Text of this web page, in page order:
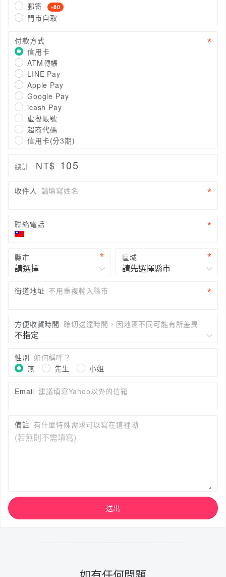
郵寄 +80
門市自取
付款方式
信用卡
ATM轉帳
LINE Pay
Apple Pay
Google Pay
icash Pay
虛擬帳號
超商代碼
信用卡(分3期)
總計 NT$ 105
收件人 請填寫姓名
聯絡電話
縣市 區域
街道地址 不用重複輸入縣市
方便收貨時間 確切送達時間，因地區不同可能有所差異
性別 如何稱呼？
無
先生 小姐
Email 建議填寫Yahoo以外的信箱
備註 有什麼特殊需求可以寫在這裡呦
送出